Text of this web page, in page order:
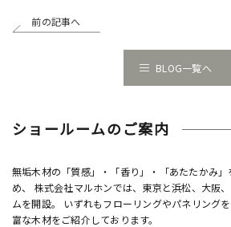
前の記事へ
BLOG一覧へ
ショールームのご案内
無垢木材の「質感」・「香り」・「あたたかみ
め、 株式会社マルホンでは、東京と浜松、大阪
ムを開設。 いずれもフローリングやパネリング
富な木材をご紹介しております。